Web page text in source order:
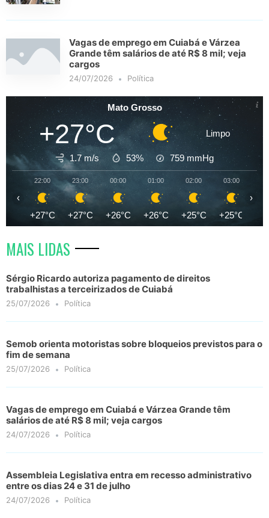
Vagas de emprego em Cuiabá e Várzea
Grande têm salários de até R$ 8 mil; veja
cargos
24/07/2026 Política
Mato Grosso
+27°C Limpo
1.7 m/s 53% 759 mmHg
22:00
+27°C
23:00
+27°C
00:00
+26°C
01:00
+26°C
02:00
+25°C
03:00
+25°C
‹ ›
MAIS LIDAS
Sérgio Ricardo autoriza pagamento de direitos
trabalhistas a terceirizados de Cuiabá
25/07/2026 Política
Semob orienta motoristas sobre bloqueios previstos para o
fim de semana
25/07/2026 Política
Vagas de emprego em Cuiabá e Várzea Grande têm
salários de até R$ 8 mil; veja cargos
24/07/2026 Política
Assembleia Legislativa entra em recesso administrativo
entre os dias 24 e 31 de julho
24/07/2026 Política